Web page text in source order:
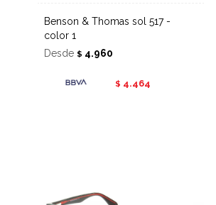
Benson & Thomas sol 517 -
color 1
Desde $ 4.960
$ 4.464